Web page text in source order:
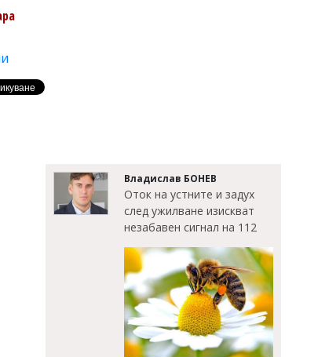
Владислав БОНЕВ
Оток на устните и задух
след ужилване изискват
незабавен сигнал на 112